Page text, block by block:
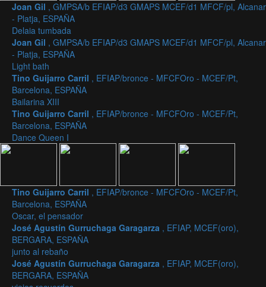
Joan Gil , GMPSA/b EFIAP/d3 GMAPS MCEF/d1 MFCF/pl, Alcanar
- Platja, ESPAÑA
Delaia tumbada
Joan Gil , GMPSA/b EFIAP/d3 GMAPS MCEF/d1 MFCF/pl, Alcanar
- Platja, ESPAÑA
Light bath
Tino Guijarro Carril , EFIAP/bronce - MFCFOro - MCEF/Pt,
Barcelona, ESPAÑA
Bailarina XIII
Tino Guijarro Carril , EFIAP/bronce - MFCFOro - MCEF/Pt,
Barcelona, ESPAÑA
Dance Queen I
Tino Guijarro Carril , EFIAP/bronce - MFCFOro - MCEF/Pt,
Barcelona, ESPAÑA
Oscar, el pensador
José Agustín Gurruchaga Garagarza , EFIAP, MCEF(oro),
BERGARA, ESPAÑA
junto al rebaño
José Agustín Gurruchaga Garagarza , EFIAP, MCEF(oro),
BERGARA, ESPAÑA